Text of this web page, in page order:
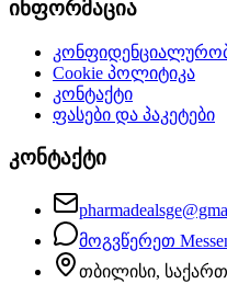
ინფორმაცია
Cookie პოლიტიკა
კონტაქტი
ფასები და პაკეტები
კონტაქტი
მოგვწერეთ
თბილისი,